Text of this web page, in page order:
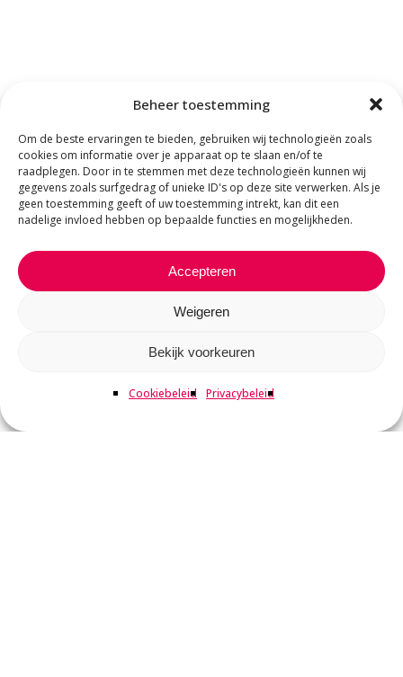
Beheer toestemming
Om de beste ervaringen te bieden, gebruiken wij technologieën zoals
cookies om informatie over je apparaat op te slaan en/of te
raadplegen. Door in te stemmen met deze technologieën kunnen wij
gegevens zoals surfgedrag of unieke ID's op deze site verwerken. Als je
geen toestemming geeft of uw toestemming intrekt, kan dit een
nadelige invloed hebben op bepaalde functies en mogelijkheden.
Accepteren
Weigeren
Bekijk voorkeuren
Cookiebeleid Privacybeleid